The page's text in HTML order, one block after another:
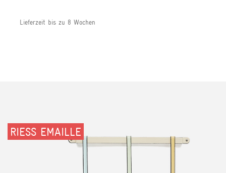
Lieferzeit bis zu 8 Wochen
RIESS EMAILLE